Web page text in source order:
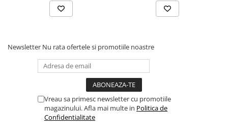
Newsletter Nu rata ofertele si promotiile noastre
Vreau sa primesc newsletter cu promotiile
magazinului. Afla mai multe in Politica de
Confidentialitate